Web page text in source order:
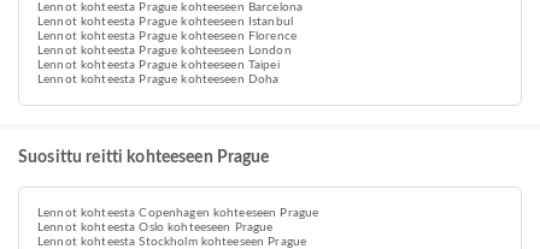
Lennot kohteesta Prague kohteeseen Barcelona
Lennot kohteesta Prague kohteeseen Istanbul
Lennot kohteesta Prague kohteeseen Florence
Lennot kohteesta Prague kohteeseen London
Lennot kohteesta Prague kohteeseen Taipei
Lennot kohteesta Prague kohteeseen Doha
Suosittu reitti kohteeseen Prague
Lennot kohteesta Copenhagen kohteeseen Prague
Lennot kohteesta Oslo kohteeseen Prague
Lennot kohteesta Stockholm kohteeseen Prague